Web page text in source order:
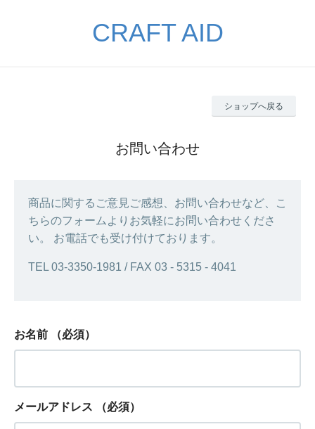
CRAFT AID
ショップへ戻る
お問い合わせ
商品に関するご意見ご感想、お問い合わせなど、こ
ちらのフォームよりお気軽にお問い合わせくださ
い。 お電話でも受け付けております。
TEL 03‐3350‐1981 / FAX 03 - 5315 - 4041
お名前 （必須）
メールアドレス （必須）